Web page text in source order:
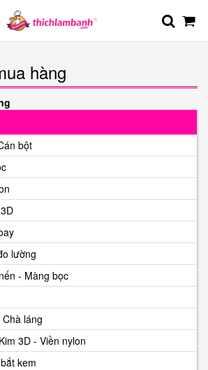
hàng
bột
lường
- Màng bọc
láng
3D - Viền nylon
kem